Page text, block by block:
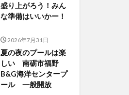
盛り上がろう！みん
な準備はいいかー！
2026年7月31日
夏の夜のプールは楽
しい 南砺市福野
B&G海洋センタープ
ール 一般開放